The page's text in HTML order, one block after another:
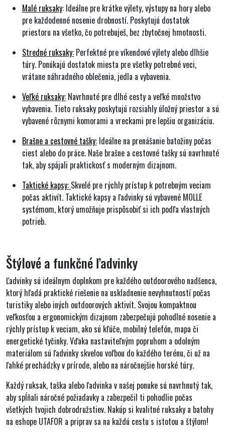
Malé ruksaky: Ideálne pre krátke výlety, výstupy na hory alebo
pre každodenné nosenie drobností. Poskytujú dostatok
priestoru na všetko, čo potrebuješ, bez zbytočnej hmotnosti.
Stredné ruksaky: Perfektné pre víkendové výlety alebo dlhšie
túry. Ponúkajú dostatok miesta pre všetky potrebné veci,
vrátane náhradného oblečenia, jedla a vybavenia.
Veľké ruksaky: Navrhnuté pre dlhé cesty a veľké množstvo
vybavenia. Tieto ruksaky poskytujú rozsiahly úložný priestor a sú
vybavené rôznymi komorami a vreckami pre lepšiu organizáciu.
Brašne a cestovné tašky: Ideálne na prenášanie batožiny počas
ciest alebo do práce. Naše brašne a cestovné tašky sú navrhnuté
tak, aby spájali praktickosť s moderným dizajnom.
Taktické kapsy: Skvelé pre rýchly prístup k potrebným veciam
počas aktivít. Taktické kapsy a ľadvinky sú vybavené MOLLE
systémom, ktorý umožňuje prispôsobiť si ich podľa vlastných
potrieb.
Štýlové a funkčné ľadvinky
Ľadvinky sú ideálnym doplnkom pre každého outdoorového nadšenca,
ktorý hľadá praktické riešenie na uskladnenie nevyhnutností počas
turistiky alebo iných outdoorových aktivít. Svojou kompaktnou
veľkosťou a ergonomickým dizajnom zabezpečujú pohodlné nosenie a
rýchly prístup k veciam, ako sú kľúče, mobilný telefón, mapa či
energetické tyčinky. Vďaka nastaviteľným popruhom a odolným
materiálom sú ľadvinky skvelou voľbou do každého terénu, či už na
ľahké prechádzky v prírode, alebo na náročnejšie horské túry.
Každý ruksak, taška alebo ľadvinka v našej ponuke sú navrhnutý tak,
aby spĺňali náročné požiadavky a zabezpečil ti pohodlie počas
všetkých tvojich dobrodružstiev. Nakúp si kvalitné ruksaky a batohy
na eshope UTAFOR a priprav sa na každú cestu s istotou a štýlom!